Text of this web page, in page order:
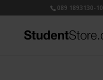
089 1893130-10